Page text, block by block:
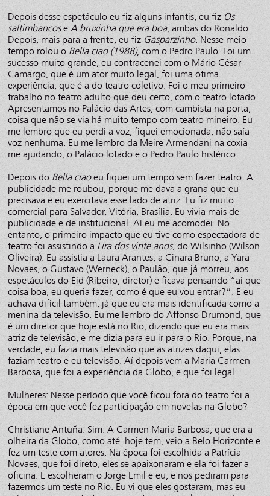
Depois desse espetáculo eu fiz alguns infantis, eu fiz Os
saltimbancose A bruxinha que era boa, ambas do Ronaldo.
Depois, mais para a frente, eu fiz Gasparzinho. Nesse meio
tempo rolou o Bella ciao (1988), com o Pedro Paulo. Foi um
sucesso muito grande, eu contracenei com o Mário César
Camargo, que é um ator muito legal, foi uma ótima
experiência, que é a do teatro coletivo. Foi o meu primeiro
trabalho no teatro adulto que deu certo, com o teatro lotado.
Apresentamos no Palácio das Artes, com cambista na porta,
coisa que não se via há muito tempo com teatro mineiro. Eu
me lembro que eu perdi a voz, fiquei emocionada, não saía
voz nenhuma. Eu me lembro da Meire Armendani na coxia
me ajudando, o Palácio lotado e o Pedro Paulo histérico.
Depois doBella ciaoeu fiquei um tempo sem fazer teatro. A
publicidade me roubou, porque me dava a grana que eu
precisava e eu exercitava esse lado de atriz. Eu fiz muito
comercial para Salvador, Vitória, Brasília. Eu vivia mais de
publicidade e de institucional. Aí eu me acomodei. No
entanto, o primeiro impacto que eu tive como espectadora de
teatro foi assistindo a Lira dos vinte anos, do Wilsinho (Wilson
Oliveira). Eu assistia a Laura Arantes, a Cinara Bruno, a Yara
Novaes, o Gustavo (Werneck), o Paulão, que já morreu, aos
espetáculos do Eid (Ribeiro, diretor) e ficava pensando “ai que
coisa boa, eu queria fazer, como é que eu vou entrar?”. E eu
achava difícil também, já que eu era mais identificada como a
menina da televisão. Eu me lembro do Affonso Drumond, que
é um diretor que hoje está no Rio, dizendo que eu era mais
atriz de televisão, e me dizia para eu ir para o Rio. Porque, na
verdade, eu fazia mais televisão que as atrizes daqui, elas
faziam teatro e eu televisão. Aí depois vem a Maria Carmen
Barbosa, que foi a experiência da Globo, e que foi legal.
Mulheres: Nesse período que você ficou fora do teatro foi a
época em que você fez participação em novelas na Globo?
Christiane Antuña: Sim. A Carmen Maria Barbosa, que era a
olheira da Globo, como até hoje tem, veio a Belo Horizonte e
fez um teste com atores. Na época foi escolhida a Patrícia
Novaes, que foi direto, eles se apaixonaram e ela foi fazer a
oficina. E escolheram o Jorge Emil e eu, e nos pediram para
fazermos um teste no Rio. Eu vi que eles gostaram, mas eu